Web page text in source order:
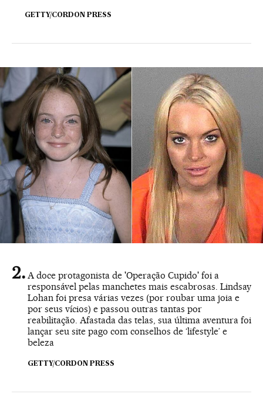
GETTY/CORDON PRESS
A doce protagonista de 'Operação Cupido' foi a
responsável pelas manchetes mais escabrosas. Lindsay
Lohan foi presa várias vezes (por roubar uma joia e
por seus vícios) e passou outras tantas por
reabilitação. Afastada das telas, sua última aventura foi
lançar seu site pago com conselhos de ‘lifestyle’ e
beleza
GETTY/CORDON PRESS